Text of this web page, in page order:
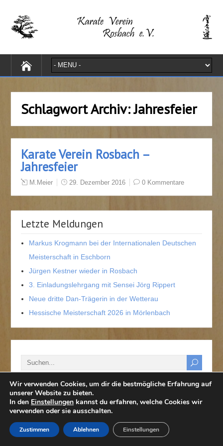
Schlagwort Archiv:Jahresfeier
Karate Verein Rosbach –
Jahresfeier
M.Meier 29. Dezember 2016 0 Kommentare
Letzte Meldungen
Markus Krogmann bei der Internationalen Deutschen
Meisterschaft in Eschborn
Jürgen Kestner wieder in Rosbach
3. Einladungslehrgang mit Sensei Jörg Rippert
Neue dritte Dan-Trägerin in der Wetterau
Hessische Meisterschaft 2026 in Mörlenbach
Wir verwenden Cookies, um dir die bestmögliche Erfahrung auf
unserer Website zu bieten.
In den Einstellungen kannst du erfahren, welche Cookies wir
verwenden oder sie ausschalten.
Zustimmen Ablehnen Einstellungen